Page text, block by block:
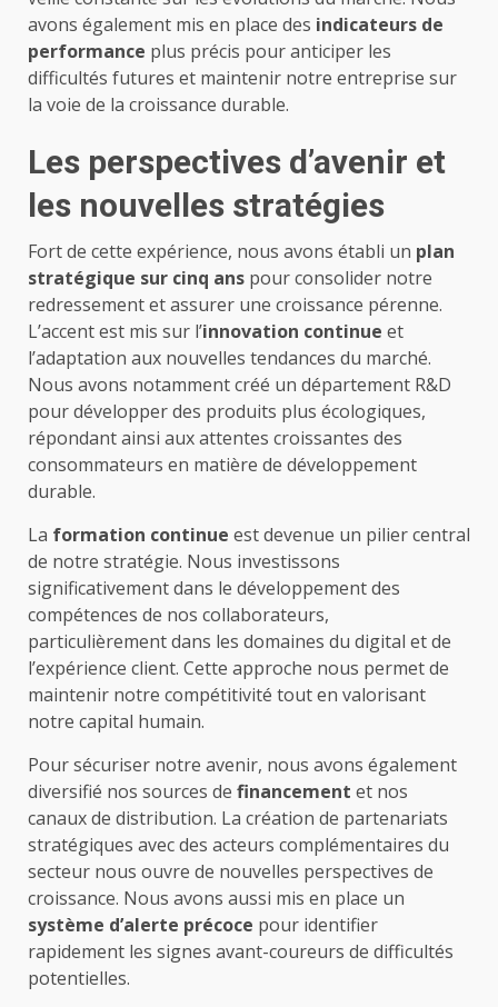
avons également mis en place des indicateurs de
performance plus précis pour anticiper les
difficultés futures et maintenir notre entreprise sur
la voie de la croissance durable.
Les perspectives d’avenir et
les nouvelles stratégies
Fort de cette expérience, nous avons établi un plan
stratégique sur cinq ans pour consolider notre
redressement et assurer une croissance pérenne.
L’accent est mis sur l’innovation continue et
l’adaptation aux nouvelles tendances du marché.
Nous avons notamment créé un département R&D
pour développer des produits plus écologiques,
répondant ainsi aux attentes croissantes des
consommateurs en matière de développement
durable.
La formation continue est devenue un pilier central
de notre stratégie. Nous investissons
significativement dans le développement des
compétences de nos collaborateurs,
particulièrement dans les domaines du digital et de
l’expérience client. Cette approche nous permet de
maintenir notre compétitivité tout en valorisant
notre capital humain.
Pour sécuriser notre avenir, nous avons également
diversifié nos sources de financement et nos
canaux de distribution. La création de partenariats
stratégiques avec des acteurs complémentaires du
secteur nous ouvre de nouvelles perspectives de
croissance. Nous avons aussi mis en place un
système d’alerte précoce pour identifier
rapidement les signes avant-coureurs de difficultés
potentielles.